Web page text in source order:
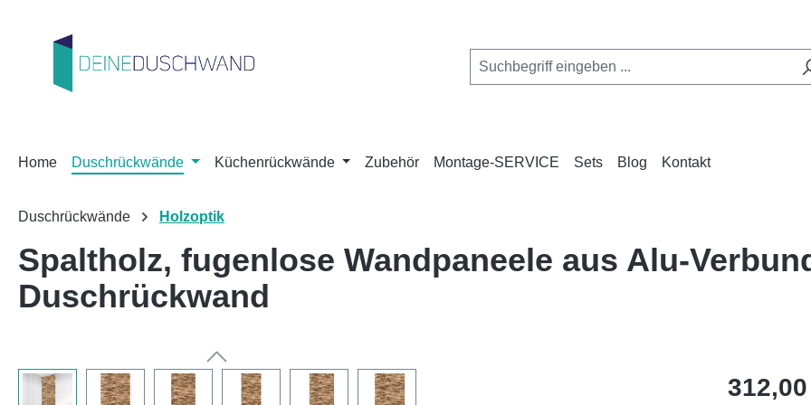
Home Duschrückwände Küchenrückwände Zubehör Montage-SERVICE Sets Blog Kontakt
Duschrückwände Holzoptik
Spaltholz, fugenlose Wandpaneele aus Alu-
Duschrückwand
Regulärer